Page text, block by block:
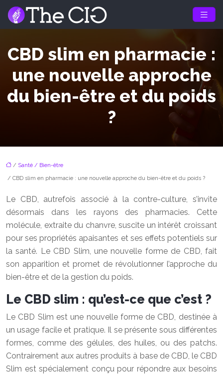
CBD slim en pharmacie :
une nouvelle approche
du bien-être et du poids
?
/ Santé / Bien-être
/ CBD slim en pharmacie : une nouvelle approche du bien-être et du poids ?
Le CBD, autrefois associé à la contre-culture, s’invite
désormais dans les rayons des pharmacies. Cette
molécule, extraite du chanvre, suscite un intérêt croissant
pour ses propriétés apaisantes et ses effets potentiels sur
la santé. Le CBD Slim, une nouvelle forme de CBD, fait
son apparition et promet de révolutionner l’approche du
bien-être et de la gestion du poids.
Le CBD slim : qu’est-ce que c’est ?
Le CBD Slim est une nouvelle forme de CBD, destinée à
un usage facile et pratique. Il se présente sous différentes
formes, comme des gélules, des huiles, ou des patchs.
Contrairement aux autres produits à base de CBD, le CBD
Slim est spécialement conçu pour répondre aux besoins